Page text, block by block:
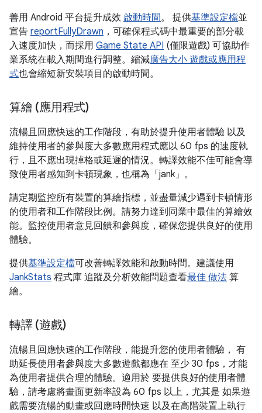
善用 Android 平台提升成效 啟動時間。 提供基準設定檔並
宣告 reportFullyDrawn ，可確保程式碼中最重要的部分載
入速度加快，而採用 Game State API (僅限遊戲) 可協助作
業系統在載入期間進行調整。縮減廣告大小 遊戲或應用程
式也會縮短新安裝項目的啟動時間。
算繪 (應用程式)
流暢且回應快速的工作階段，有助於提升使用者體驗 以及
維持使用者的參與度大多數應用程式應以 60 fps 的速度執
行，且不應出現掉格或延遲的情況。轉譯效能不佳可能會導
致使用者感知到卡頓現象，也稱為「jank」 。
請定期監控所有裝置的算繪指標，並盡量減少遇到卡頓情形
的使用者和工作階段比例。請努力達到同業中最佳的算繪效
能。監控使用者意見回饋和參與度，確保您提供良好的使用
體驗。
提供基準設定檔可改善轉譯效能和啟動時間。建議使用
JankStats 程式庫 追蹤及分析效能問題查看最佳 做法 算
繪。
轉譯 (遊戲)
流暢且回應快速的工作階段，能提升您的使用者體驗， 有
助延長使用者參與度大多數遊戲都應在 至少 30 fps，才能
為使用者提供合理的體驗。適用於 要提供良好的使用者體
驗，請考慮將畫面更新率設為 60 fps 以上，尤其是 如果遊
戲需要流暢的動畫或回應時間快速 以及在高階裝置上執行